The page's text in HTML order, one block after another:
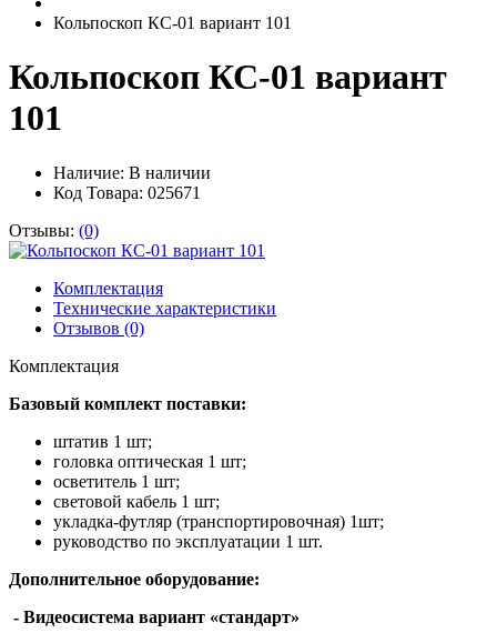
Кольпоскоп КС-01 вариант 101
Кольпоскоп КС-01 вариант
101
Наличие: В наличии
Код Товара: 025671
Отзывы: (0)
Комплектация
Технические характеристики
Отзывов (0)
Комплектация
Базовый комплект поставки:
штатив 1 шт;
головка оптическая 1 шт;
осветитель 1 шт;
световой кабель 1 шт;
укладка-футляр (транспортировочная) 1шт;
руководство по эксплуатации 1 шт.
Дополнительное оборудование:
- Видеосистема вариант «стандарт»